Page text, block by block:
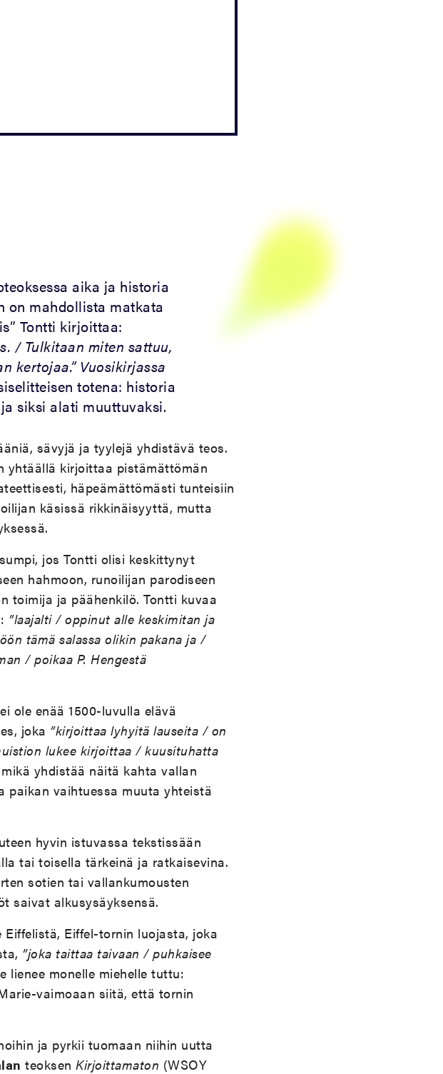
aika ja historia
on mahdollista matkata
Tontti kirjoittaa:
/ Tulkitaan miten sattuu,
kertojaa.” Vuosikirjassa
totena: historia
siksi alati muuttuvaksi.
sävyjä ja tyylejä yhdistävä teos.
yhtäällä kirjoittaa pistämättömän
häpeämättömästi tunteisiin
käsissä rikkinäisyyttä, mutta
jos Tontti olisi keskittynyt
hahmoon, runoilijan parodiseen
toimija ja päähenkilö. Tontti kuvaa
”laajalti / oppinut alle keskimitan ja
tämä salassa olikin pakana ja /
/ poikaa P. Hengestä
ole enää 1500-luvulla elävä
joka ”kirjoittaa lyhyitä lauseita / on
lukee kirjoittaa / kuusituhatta
yhdistää näitä kahta vallan
paikan vaihtuessa muuta yhteistä
hyvin istuvassa tekstissään
tai toisella tärkeinä ja ratkaisevina.
sotien tai vallankumousten
saivat alkusysäyksensä.
Eiffelistä, Eiffel-tornin luojasta, joka
”joka taittaa taivaan / puhkaisee
lienee monelle miehelle tuttu:
vaimoaan siitä, että tornin
ja pyrkii tuomaan niihin uutta
teoksen Kirjoittamaton (WSOY